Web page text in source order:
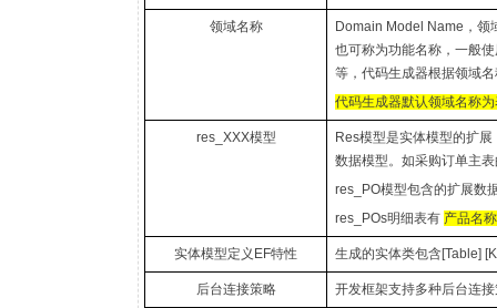
领域名称 Domain Model Name ，
也可称为功能名称，一般
等，代码生成器根据领域
代码生成器默认领域名称
res_XXX模型 Res模型是实体模型的扩
数据模型。如采购订单主
res_PO模型包含的扩展数
res_POs明细表有 产品名称
实体模型定义 EF特性 生成的实体类包含 [Table]
后台连接策略 开发框架支持多种后台连